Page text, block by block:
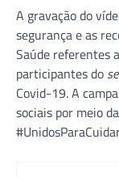
A gravação do
segurança e as
Saúde referentes
participantes do
Covid-19. A
sociais por meio